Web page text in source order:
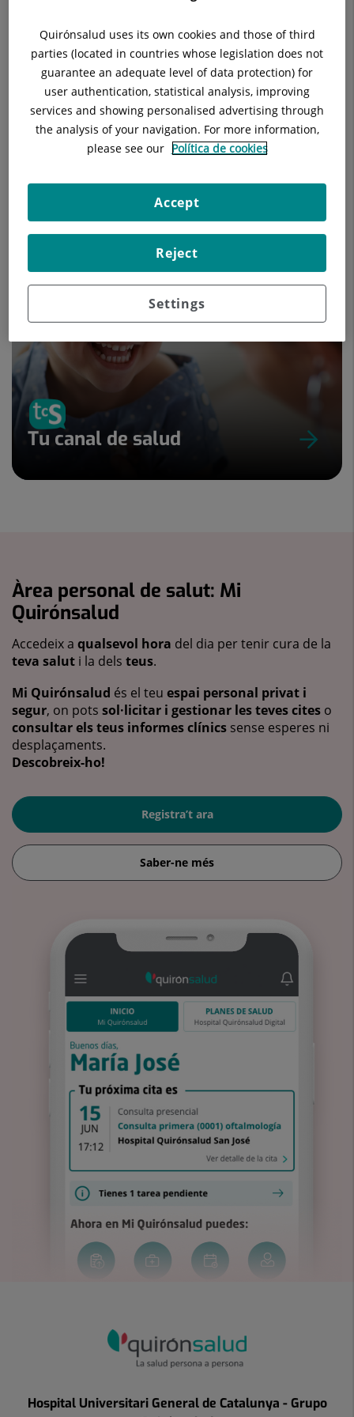
Els nostres blogs
Tu canal de salud
Àrea personal de salut: Mi
Quirónsalud
Accedeix a qualsevol hora del dia per tenir cura de la
teva salut i la dels teus.
Mi Quirónsalud és el teu espai personal privat i
segur, on pots sol·licitar i gestionar les teves cites o
consultar els teus informes clínics sense esperes ni
desplaçaments.
Descobreix-ho!
Registra’t ara
Saber-ne més
Hospital Universitari General de Catalunya - Grupo
Quirónsalud uses its own cookies and those of third
parties (located in countries whose legislation does not
guarantee an adequate level of data protection) for
user authentication, statistical analysis, improving
services and showing personalised advertising through
the analysis of your navigation. For more information,
please see our Política de cookies
Settings
Reject
Accept